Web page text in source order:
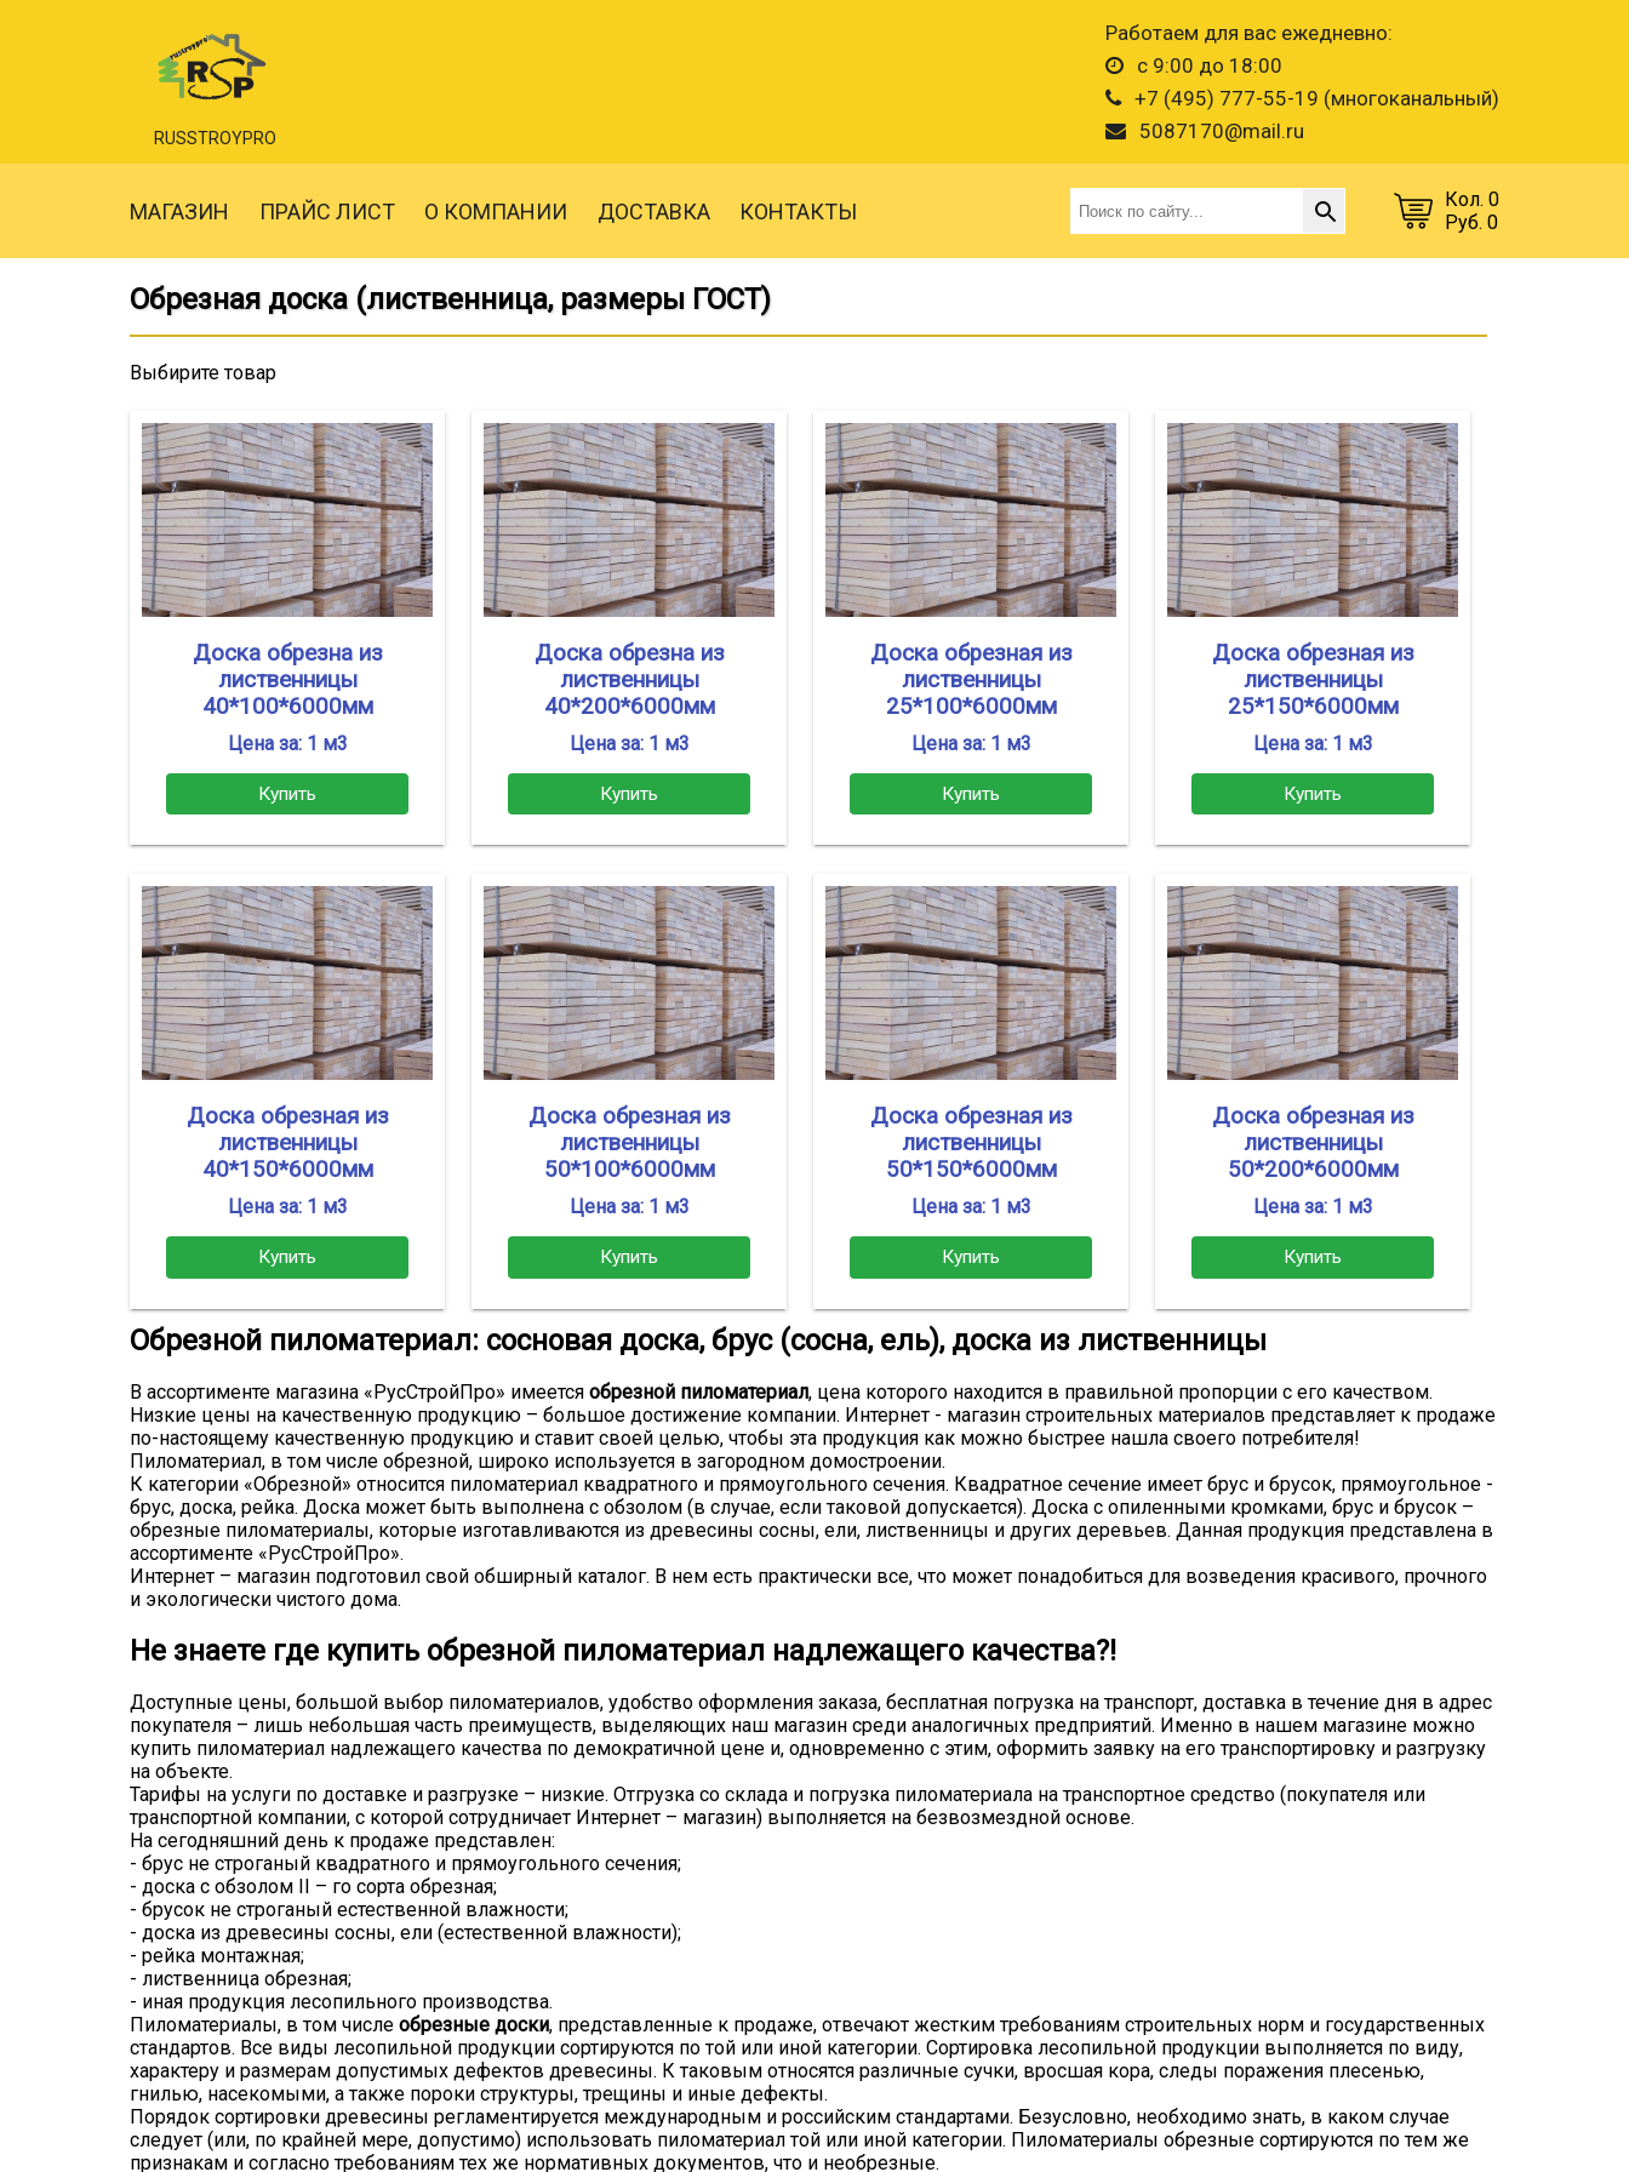
RUSSTROYPRO
Работаем для вас ежедневно:
с 9:00 до 18:00
+7 (495) 777-55-19 (многоканальный)
5087170@mail.ru
МАГАЗИН ПРАЙС ЛИСТ О КОМПАНИИ ДОСТАВКА КОНТАКТЫ
Кол. 0
Руб. 0
Обрезная доска (лиственница, размеры ГОСТ)
Выбирите товар
Доска обрезна из
лиственницы
40*100*6000мм
Цена за: 1 м3
Купить
Доска обрезна из
лиственницы
40*200*6000мм
Цена за: 1 м3
Купить
Доска обрезная из
лиственницы
25*100*6000мм
Цена за: 1 м3
Купить
Доска обрезная из
лиственницы
25*150*6000мм
Цена за: 1 м3
Купить
Доска обрезная из
лиственницы
40*150*6000мм
Цена за: 1 м3
Купить
Доска обрезная из
лиственницы
50*100*6000мм
Цена за: 1 м3
Купить
Доска обрезная из
лиственницы
50*150*6000мм
Цена за: 1 м3
Купить
Доска обрезная из
лиственницы
50*200*6000мм
Цена за: 1 м3
Купить
Обрезной пиломатериал: сосновая доска, брус (сосна, ель), доска из лиственницы
В ассортименте магазина «РусСтройПро» имеется обрезной пиломатериал, цена которого находится в правильной пропорции с его качеством.
Низкие цены на качественную продукцию – большое достижение компании. Интернет - магазин строительных материалов представляет к продаже
по-настоящему качественную продукцию и ставит своей целью, чтобы эта продукция как можно быстрее нашла своего потребителя!
Пиломатериал, в том числе обрезной, широко используется в загородном домостроении.
К категории «Обрезной» относится пиломатериал квадратного и прямоугольного сечения. Квадратное сечение имеет брус и брусок, прямоугольное -
брус, доска, рейка. Доска может быть выполнена с обзолом (в случае, если таковой допускается). Доска с опиленными кромками, брус и брусок –
обрезные пиломатериалы, которые изготавливаются из древесины сосны, ели, лиственницы и других деревьев. Данная продукция представлена в
ассортименте «РусСтройПро».
Интернет – магазин подготовил свой обширный каталог. В нем есть практически все, что может понадобиться для возведения красивого, прочного
и экологически чистого дома.
Не знаете где купить обрезной пиломатериал надлежащего качества?!
Доступные цены, большой выбор пиломатериалов, удобство оформления заказа, бесплатная погрузка на транспорт, доставка в течение дня в адрес
покупателя – лишь небольшая часть преимуществ, выделяющих наш магазин среди аналогичных предприятий. Именно в нашем магазине можно
купить пиломатериал надлежащего качества по демократичной цене и, одновременно с этим, оформить заявку на его транспортировку и разгрузку
на объекте.
Тарифы на услуги по доставке и разгрузке – низкие. Отгрузка со склада и погрузка пиломатериала на транспортное средство (покупателя или
транспортной компании, с которой сотрудничает Интернет – магазин) выполняется на безвозмездной основе.
На сегодняшний день к продаже представлен:
- брус не строганый квадратного и прямоугольного сечения;
- доска с обзолом II – го сорта обрезная;
- брусок не строганый естественной влажности;
- доска из древесины сосны, ели (естественной влажности);
- рейка монтажная;
- лиственница обрезная;
- иная продукция лесопильного производства.
Пиломатериалы, в том числе обрезные доски, представленные к продаже, отвечают жестким требованиям строительных норм и государственных
стандартов. Все виды лесопильной продукции сортируются по той или иной категории. Сортировка лесопильной продукции выполняется по виду,
характеру и размерам допустимых дефектов древесины. К таковым относятся различные сучки, вросшая кора, следы поражения плесенью,
гнилью, насекомыми, а также пороки структуры, трещины и иные дефекты.
Порядок сортировки древесины регламентируется международным и российским стандартами. Безусловно, необходимо знать, в каком случае
следует (или, по крайней мере, допустимо) использовать пиломатериал той или иной категории. Пиломатериалы обрезные сортируются по тем же
признакам и согласно требованиям тех же нормативных документов, что и необрезные.